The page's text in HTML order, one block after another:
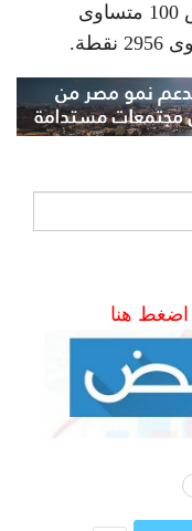
1960 نقطة، وصعد مؤشر إيجى إكس 100 متساوى
اضغط هنا